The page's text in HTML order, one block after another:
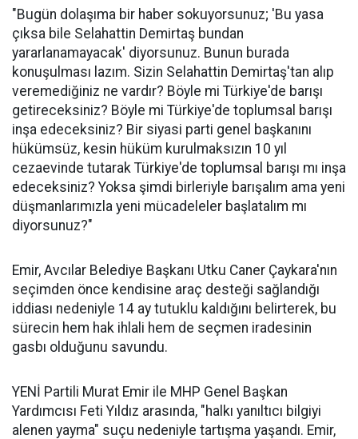
"Bugün dolaşıma bir haber sokuyorsunuz; 'Bu yasa
çıksa bile Selahattin Demirtaş bundan
yararlanamayacak' diyorsunuz. Bunun burada
konuşulması lazım. Sizin Selahattin Demirtaş'tan alıp
veremediğiniz ne vardır? Böyle mi Türkiye'de barışı
getireceksiniz? Böyle mi Türkiye'de toplumsal barışı
inşa edeceksiniz? Bir siyasi parti genel başkanını
hükümsüz, kesin hüküm kurulmaksızın 10 yıl
cezaevinde tutarak Türkiye'de toplumsal barışı mı inşa
edeceksiniz? Yoksa şimdi birleriyle barışalım ama yeni
düşmanlarımızla yeni mücadeleler başlatalım mı
diyorsunuz?"
Emir, Avcılar Belediye Başkanı Utku Caner Çaykara'nın
seçimden önce kendisine araç desteği sağlandığı
iddiası nedeniyle 14 ay tutuklu kaldığını belirterek, bu
sürecin hem hak ihlali hem de seçmen iradesinin
gasbı olduğunu savundu.
YENİ Partili Murat Emir ile MHP Genel Başkan
Yardımcısı Feti Yıldız arasında, "halkı yanıltıcı bilgiyi
alenen yayma" suçu nedeniyle tartışma yaşandı. Emir,